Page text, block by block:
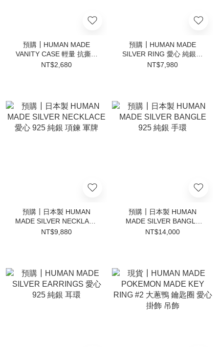
預購┃HUMAN MADE
VANITY CASE 輕量 抗撕裂
愛心 軍綠 化妝盒 收納包
NT$2,680
預購┃HUMAN MADE
SILVER RING 愛心 純銀戒
指
NT$7,980
預購┃日本製 HUMAN
MADE SILVER NECKLACE
愛心 925 純銀 項鍊 軍牌
NT$9,880
預購┃日本製 HUMAN
MADE SILVER BANGLE
925 純銀 手環
NT$14,000